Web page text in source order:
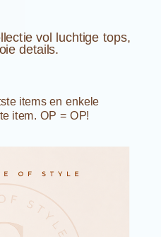
vol luchtige tops,
details.
items en enkele
item. OP = OP!